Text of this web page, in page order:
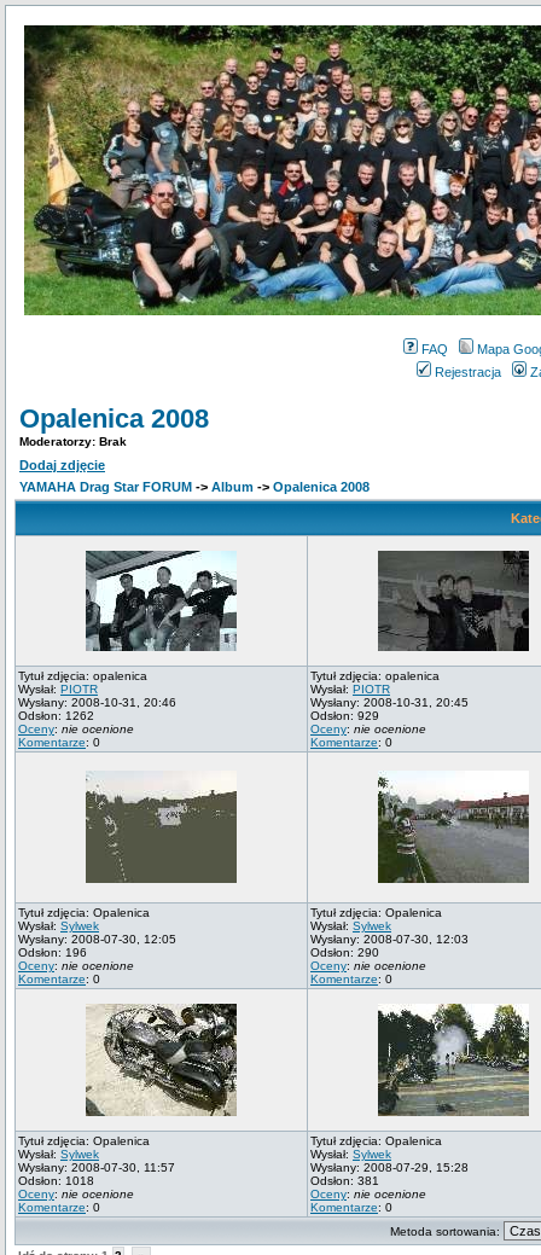
FAQ
Mapa
Rejestracja
Opalenica 2008
Moderatorzy: Brak
Dodaj zdjęcie
YAMAHA Drag Star FORUM -> Album -> Opalenica 2008
Tytuł zdjęcia: opalenica
Wysłał: PIOTR
Wysłany: 2008-10-31, 20:46
Odsłon: 1262
Oceny: nie ocenione
Komentarze: 0
Tytuł zdjęcia: opalenica
Wysłał: PIOTR
Wysłany: 2008-10-31, 20:45
Odsłon: 929
Oceny: nie ocenione
Komentarze: 0
Tytuł zdjęcia: Opalenica
Wysłał: Sylwek
Wysłany: 2008-07-30, 12:05
Odsłon: 196
Oceny: nie ocenione
Komentarze: 0
Tytuł zdjęcia: Opalenica
Wysłał: Sylwek
Wysłany: 2008-07-30, 12:03
Odsłon: 290
Oceny: nie ocenione
Komentarze: 0
Tytuł zdjęcia: Opalenica
Wysłał: Sylwek
Wysłany: 2008-07-30, 11:57
Odsłon: 1018
Oceny: nie ocenione
Komentarze: 0
Tytuł zdjęcia: Opalenica
Wysłał: Sylwek
Wysłany: 2008-07-29, 15:28
Odsłon: 381
Oceny: nie ocenione
Komentarze: 0
Metoda sortowania: